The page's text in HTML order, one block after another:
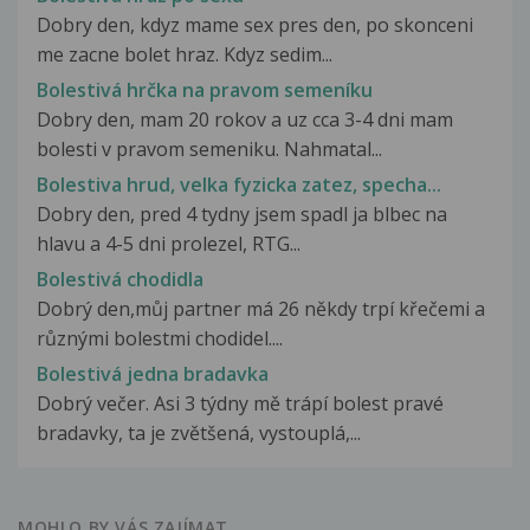
Dobry den, kdyz mame sex pres den, po skonceni
me zacne bolet hraz. Kdyz sedim...
Bolestivá hrčka na pravom semeníku
Dobry den, mam 20 rokov a uz cca 3-4 dni mam
bolesti v pravom semeniku. Nahmatal...
Bolestiva hrud, velka fyzicka zatez, specha...
Dobry den, pred 4 tydny jsem spadl ja blbec na
hlavu a 4-5 dni prolezel, RTG...
Bolestivá chodidla
Dobrý den,můj partner má 26 někdy trpí křečemi a
různými bolestmi chodidel....
Bolestivá jedna bradavka
Dobrý večer. Asi 3 týdny mě trápí bolest pravé
bradavky, ta je zvětšená, vystouplá,...